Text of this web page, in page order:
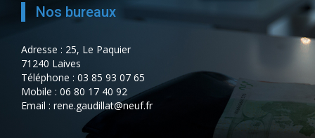
Nos bureaux
Adresse : 25, Le Paquier
71240 Laives
Téléphone : 03 85 93 07 65
Mobile : 06 80 17 40 92
Email : rene.gaudillat@neuf.fr